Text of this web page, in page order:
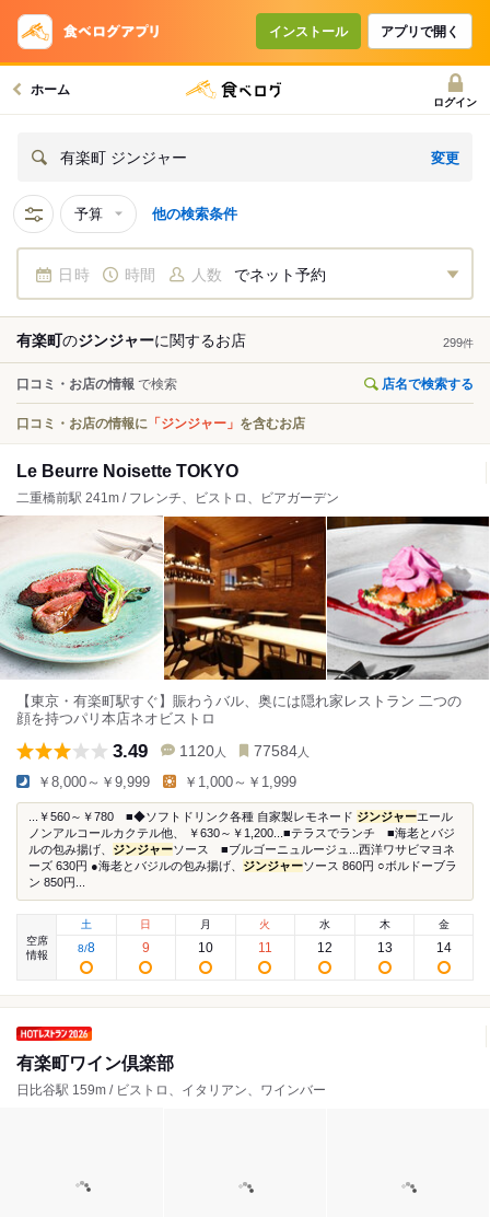
インストール アプリで開く
ホーム
ログイン
有楽町 ジンジャー 変更
予算 他の検索条件
日時 時間 人数 でネット予約
有楽町のジンジャーに関するお店 299件
口コミ・お店の情報 で検索 店名で検索する
口コミ・お店の情報に 「ジンジャー」 を含むお店
Le Beurre Noisette TOKYO
二重橋前駅 241m / フレンチ、ビストロ、ビアガーデン
【東京・有楽町駅すぐ】賑わうバル、奥には隠れ家レストラン 二つの
顔を持つパリ本店ネオビストロ
3.49 1120 人 77584 人
￥8,000～￥9,999 ￥1,000～￥1,999
...￥560～￥780 ■◆ソフトドリンク各種 自家製レモネード ジンジャーエール
ノンアルコールカクテル他、 ￥630～￥1,200...■テラスでランチ ■海老とバジ
ルの包み揚げ、 ジンジャーソース ■ブルゴーニュルージュ...西洋ワサビマヨネ
ーズ 630円 ●海老とバジルの包み揚げ、 ジンジャーソース 860円 ○ボルドーブラ
ン 850円...
空席
情報
土
8/8
日
9
月
10
火
11
水
12
木
13
金
14
有楽町ワイン倶楽部
日比谷駅 159m / ビストロ、イタリアン、ワインバー